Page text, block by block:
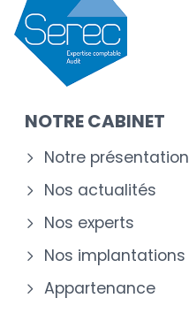
NOTRE CABINET
Notre présentation
Nos actualités
Nos experts
Nos implantations
Appartenance